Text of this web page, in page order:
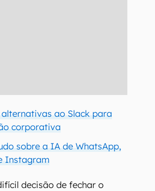
alternativas ao Slack para
corporativa
sobre a IA de WhatsApp,
Instagram
decisão de fechar o